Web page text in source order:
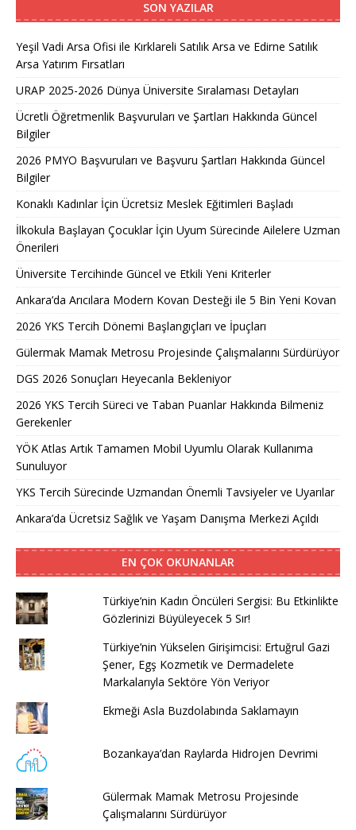
SON YAZILAR
Yeşil Vadi Arsa Ofisi ile Kırklareli Satılık Arsa ve Edirne Satılık
Arsa Yatırım Fırsatları
URAP 2025-2026 Dünya Üniversite Sıralaması Detayları
Ücretli Öğretmenlik Başvuruları ve Şartları Hakkında Güncel
Bilgiler
2026 PMYO Başvuruları ve Başvuru Şartları Hakkında Güncel
Bilgiler
Konaklı Kadınlar İçin Ücretsiz Meslek Eğitimleri Başladı
İlkokula Başlayan Çocuklar İçin Uyum Sürecinde Ailelere Uzman
Önerileri
Üniversite Tercihinde Güncel ve Etkili Yeni Kriterler
Ankara’da Arıcılara Modern Kovan Desteği ile 5 Bin Yeni Kovan
2026 YKS Tercih Dönemi Başlangıçları ve İpuçları
Gülermak Mamak Metrosu Projesinde Çalışmalarını Sürdürüyor
DGS 2026 Sonuçları Heyecanla Bekleniyor
2026 YKS Tercih Süreci ve Taban Puanlar Hakkında Bilmeniz
Gerekenler
YÖK Atlas Artık Tamamen Mobil Uyumlu Olarak Kullanıma
Sunuluyor
YKS Tercih Sürecinde Uzmandan Önemli Tavsiyeler ve Uyarılar
Ankara’da Ücretsiz Sağlık ve Yaşam Danışma Merkezi Açıldı
EN ÇOK OKUNANLAR
Türkiye’nin Kadın Öncüleri Sergisi: Bu Etkinlikte
Gözlerinizi Büyüleyecek 5 Sır!
Türkiye’nin Yükselen Girişimcisi: Ertuğrul Gazi
Şener, Egş Kozmetik ve Dermadelete
Markalarıyla Sektöre Yön Veriyor
Ekmeği Asla Buzdolabında Saklamayın
Bozankaya’dan Raylarda Hidrojen Devrimi
Gülermak Mamak Metrosu Projesinde
Çalışmalarını Sürdürüyor